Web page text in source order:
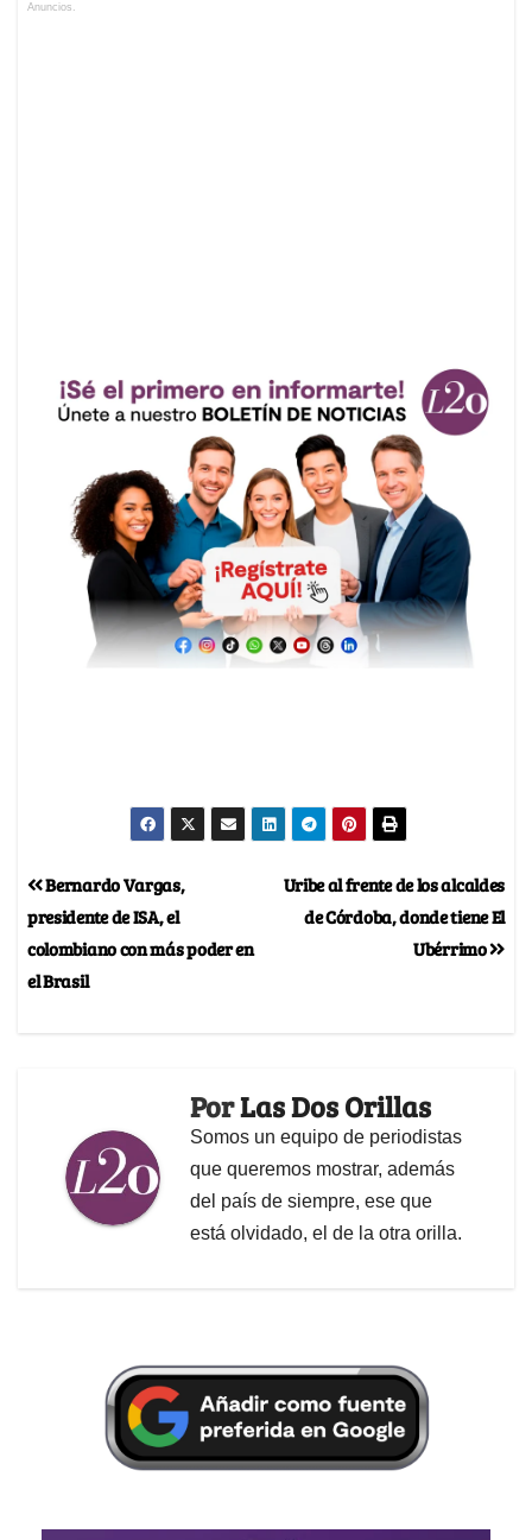
Anuncios.
Uribe al frente de los alcaldes
de Córdoba, donde tiene El
Ubérrimo
Bernardo Vargas,
presidente de ISA, el
colombiano con más poder en
el Brasil
PorLas Dos Orillas
Somos un equipo de periodistas
que queremos mostrar, además
del país de siempre, ese que
está olvidado, el de la otra orilla.